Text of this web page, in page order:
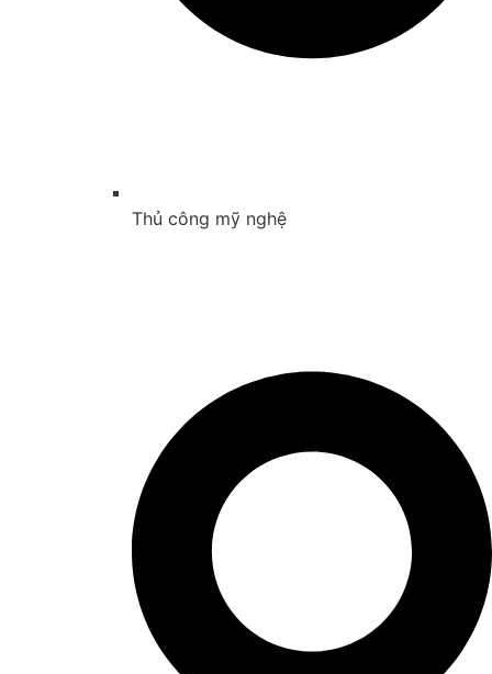
Thủ công mỹ nghệ